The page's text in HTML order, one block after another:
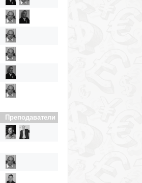
Преподаватели